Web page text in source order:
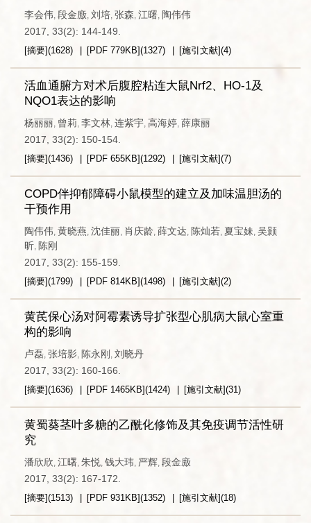
李会伟, 段金廒, 刘培, 张森, 江曙, 陶伟伟
2017, 33(2): 144-149.
[摘要](1628) [PDF 779KB](1327) [施引文献](4)
活血通腑方对术后腹腔粘连大鼠Nrf2、HO-1及
NQO1表达的影响
杨丽丽, 曾莉, 李文林, 连紫宇, 高海婷, 薛康丽
2017, 33(2): 150-154.
[摘要](1436) [PDF 655KB](1292) [施引文献](7)
COPD伴抑郁障碍小鼠模型的建立及加味温胆汤的
干预作用
陶伟伟, 黄晓燕, 沈佳丽, 肖庆龄, 薛文达, 陈灿若, 夏宝妹, 吴颢
昕, 陈刚
2017, 33(2): 155-159.
[摘要](1799) [PDF 814KB](1498) [施引文献](2)
黄芪保心汤对阿霉素诱导扩张型心肌病大鼠心室重
构的影响
卢磊, 张培影, 陈永刚 , 刘晓丹
2017, 33(2): 160-166.
[摘要](1636) [PDF 1465KB](1424) [施引文献](31)
黄蜀葵茎叶多糖的乙酰化修饰及其免疫调节活性研
究
潘欣欣, 江曙, 朱悦, 钱大玮, 严辉, 段金廒
2017, 33(2): 167-172.
[摘要](1513) [PDF 931KB](1352) [施引文献](18)